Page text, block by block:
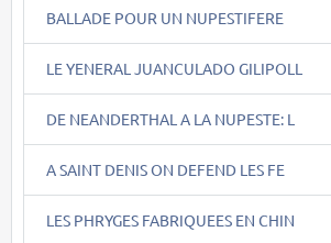
BALLADE POUR UN NUPESTIFERE
LE YENERAL JUANCULADO GILIPOLL
DE NEANDERTHAL A LA NUPESTE: L
A SAINT DENIS ON DEFEND LES FE
LES PHRYGES FABRIQUEES EN CHIN